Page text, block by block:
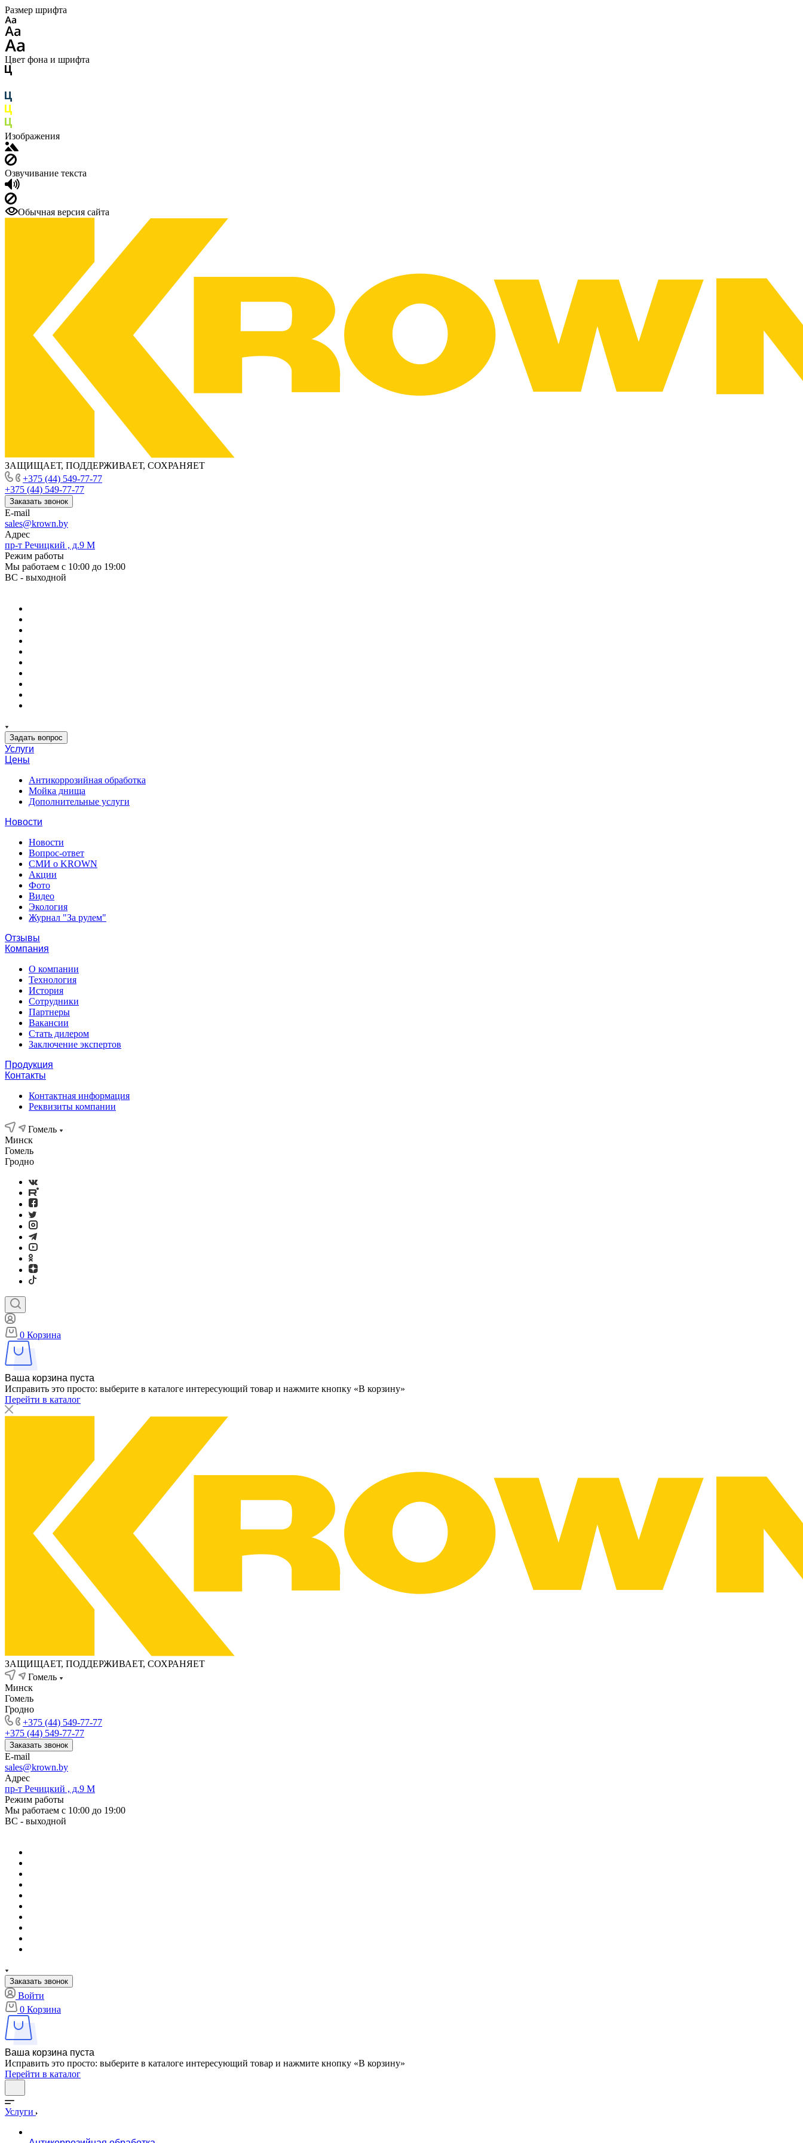
Размер шрифта
Цвет фона и шрифта
Изображения
Озвучивание текста
Обычная версия сайта
ЗАЩИЩАЕТ, ПОДДЕРЖИВАЕТ, СОХРАНЯЕТ
+375 (44) 549-77-77
+375 (44) 549-77-77
Заказать звонок
E-mail
sales@krown.by
Адрес
пр-т Речицкий , д.9 М
Режим работы
Мы работаем с 10:00 до 19:00
ВС - выходной
Задать вопрос
Услуги
Цены
Антикоррозийная обработка
Мойка днища
Дополнительные услуги
Новости
Новости
Вопрос-ответ
СМИ о KROWN
Акции
Фото
Видео
Экология
Журнал "За рулем"
Отзывы
Компания
О компании
Технология
История
Сотрудники
Партнеры
Вакансии
Стать дилером
Заключение экспертов
Продукция
Контакты
Контактная информация
Реквизиты компании
Гомель
Минск
Гомель
Гродно
0 Корзина
Ваша корзина пуста
Исправить это просто: выберите в каталоге интересующий товар и нажмите кнопку «В корзину»
Перейти в каталог
ЗАЩИЩАЕТ, ПОДДЕРЖИВАЕТ, СОХРАНЯЕТ
Гомель
Минск
Гомель
Гродно
+375 (44) 549-77-77
+375 (44) 549-77-77
Заказать звонок
E-mail
sales@krown.by
Адрес
пр-т Речицкий , д.9 М
Режим работы
Мы работаем с 10:00 до 19:00
ВС - выходной
Заказать звонок
Войти
0 Корзина
Ваша корзина пуста
Исправить это просто: выберите в каталоге интересующий товар и нажмите кнопку «В корзину»
Перейти в каталог
Услуги